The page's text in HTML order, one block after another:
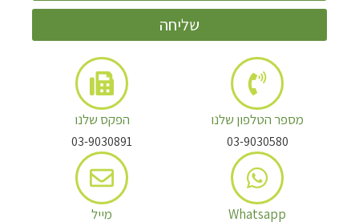
שליחה
מספר הטלפון שלנו
03-9030580
Whatsapp
הפקס שלנו
03-9030891
מייל